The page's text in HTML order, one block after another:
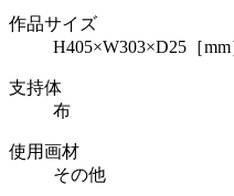
作品サイズ
H405×W303×D25［mm
支持体
布
使用画材
その他